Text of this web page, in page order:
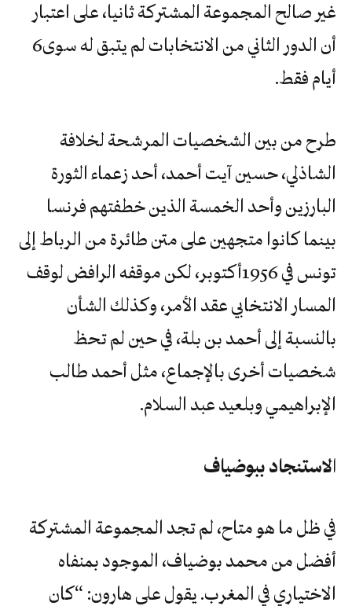
غير صالح المجموعة المشتركة ثانيا، على اعتبار
أن الدور الثاني‭ ‬من‭ ‬الانتخابات‭ ‬لم‭ ‬يتبق‭ ‬له‭ ‬سوى‭ ‬6‭
‬أيام‭ ‬فقط‭.‬
طرح من بين الشخصيات المرشحة لخلافة
الشاذلي، حسين آيت أحمد، أحد زعماء الثورة
البارزين وأحد الخمسة الذين خطفتهم فرنسا
بينما كانوا متجهين على متن طائرة من الرباط إلى
تونس في 1956أكتوبر، لكن موقفه الرافض لوقف
المسار الانتخابي عقد الأمر، وكذلك الشأن
‬الإبراهيمي‭ ‬وبلعيد‭ ‬عبد‭ ‬السلام‭.‬
الاستنجاد‭ ‬ببوضياف
في ظل ما هو متاح، لم تجد المجموعة المشتركة
أفضل من محمد بوضياف، الموجود بمنفاه
الاختياري في المغرب. يقول علي هارون: “كان